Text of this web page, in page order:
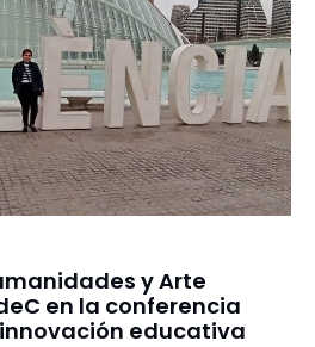
y Arte
en la conferencia
innovación educativa